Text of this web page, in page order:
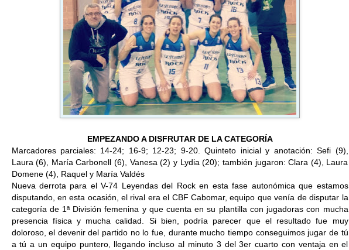
EMPEZANDO A DISFRUTAR DE LA CATEGORÍA
Marcadores parciales: 14-24; 16-9; 12-23; 9-20. Quinteto inicial y anotación: Sefi (9),
Laura (6), María Carbonell (6), Vanesa (2) y Lydia (20); también jugaron: Clara (4), Laura
Domene (4), Raquel y María Valdés
Nueva derrota para el V-74 Leyendas del Rock en esta fase autonómica que estamos
disputando, en esta ocasión, el rival era el CBF Cabomar, equipo que venía de disputar la
categoría de 1ª División femenina y que cuenta en su plantilla con jugadoras con mucha
presencia física y mucha calidad. Si bien, podría parecer que el resultado fue muy
doloroso, el devenir del partido no lo fue, durante mucho tiempo conseguimos jugar de tú
a tú a un equipo puntero, llegando incluso al minuto 3 del 3er cuarto con ventaja en el